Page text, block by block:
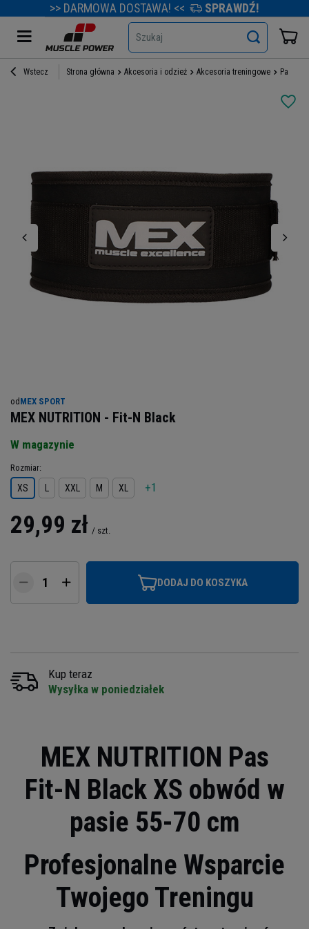
>> DARMOWA DOSTAWA! << SPRAWDŹ!
Szukaj
Wstecz Strona główna Akcesoria i odzież Akcesoria treningowe Pasy
od MEX SPORT
MEX NUTRITION - Fit-N Black
W magazynie
Rozmiar
XS XXL M XL +1
29,99 zł / szt.
DODAJ DO KOSZYKA
Kup teraz
Wysyłka w poniedziałek
MEX NUTRITION Pas
Fit-N Black XS obwód w
pasie 55-70 cm
Profesjonalne Wsparcie
Twojego Treningu